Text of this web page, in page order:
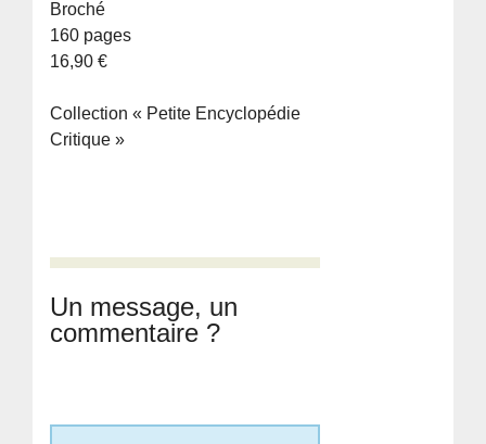
Broché
160 pages
16,90 €
Collection « Petite Encyclopédie
Critique »
Un message, un
commentaire ?